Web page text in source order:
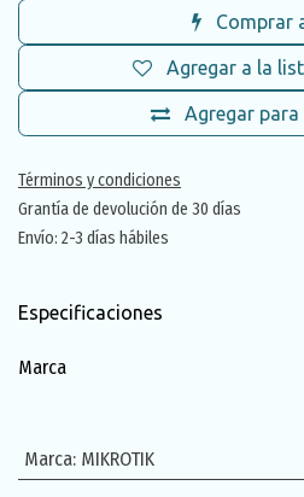
Comprar
Agregar
Agregar a la
Términos y condiciones
Grantía de devolución de 30 días
Envío: 2-3 días hábiles
Especificaciones
Marca
Marca: MIKROTIK